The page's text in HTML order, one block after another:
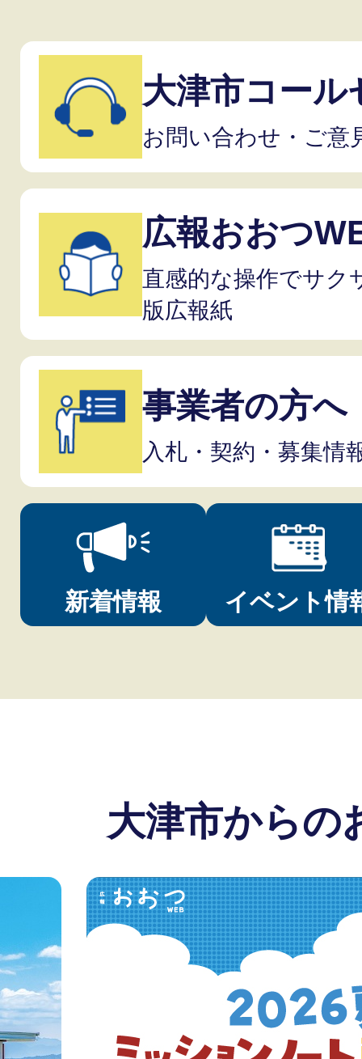
大津市コール
お問い合わせ・ご意
広報おおつ
直感的な操作でサク
版広報紙
事業者の方へ
入札・契約・募集情
新着情報 イベント情
大津市からの
1
枚